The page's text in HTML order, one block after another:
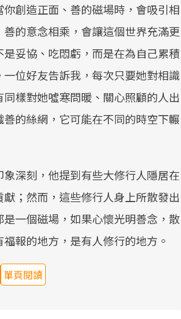
創造正面、善的磁場時，會吸引相
的意念相乘，會讓這個世界充滿更
妥協、吃悶虧，而是在為自己累積
位好友告訴我，每次只要她對相識
樣對她噓寒問暖、關心照顧的人出
的絲網，它可能在不同的時空下輾
深刻，他提到有些大修行人隱居在
；然而，這些修行人身上所散發出
一個磁場，如果心懷光明善念，散
報的地方，是有人修行的地方。
單頁閱讀